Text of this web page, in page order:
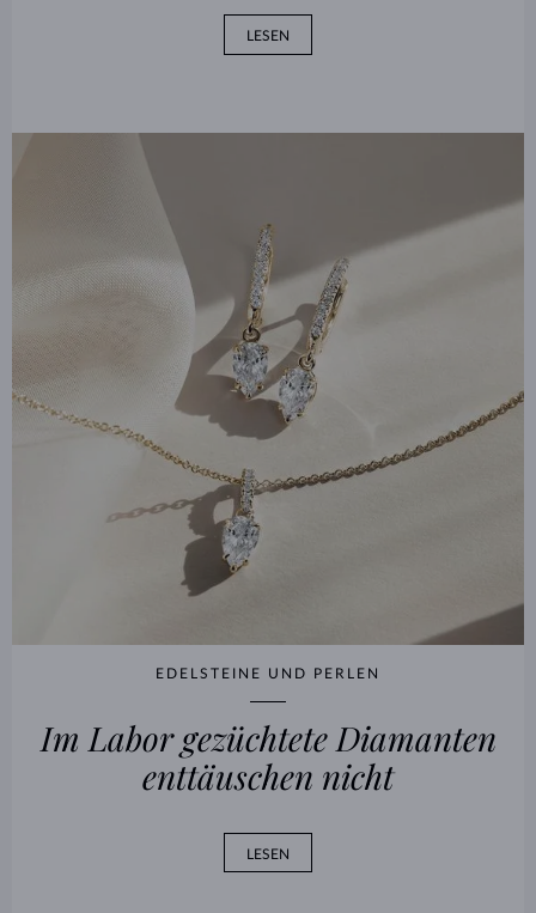
LESEN
EDELSTEINE UND PERLEN
Im Labor gezüchtete Diamanten
enttäuschen nicht
LESEN